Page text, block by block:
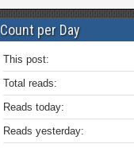
Count per Day
This post:
Total reads:
Reads today:
Reads yesterday: